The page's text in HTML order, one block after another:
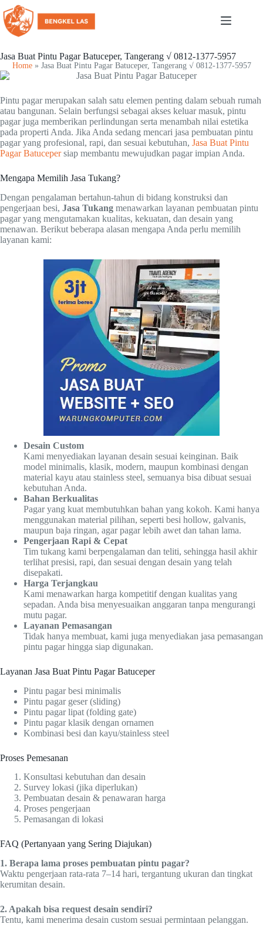
Jasa Buat Pintu Pagar Batuceper, Tangerang √ 0812-1377-5957
Home» Jasa Buat Pintu Pagar Batuceper, Tangerang √ 0812-1377-5957
Pintu pagar merupakan salah satu elemen penting dalam sebuah rumah
atau bangunan. Selain berfungsi sebagai akses keluar masuk, pintu
pagar juga memberikan perlindungan serta menambah nilai estetika
pada properti Anda. Jika Anda sedang mencari jasa pembuatan pintu
pagar yang profesional, rapi, dan sesuai kebutuhan, Jasa Buat Pintu
Pagar Batucepersiap membantu mewujudkan pagar impian Anda.
Mengapa Memilih Jasa Tukang?
Dengan pengalaman bertahun-tahun di bidang konstruksi dan
pengerjaan besi, Jasa Tukang menawarkan layanan pembuatan pintu
pagar yang mengutamakan kualitas, kekuatan, dan desain yang
menawan. Berikut beberapa alasan mengapa Anda perlu memilih
layanan kami:
Desain Custom
Kami menyediakan layanan desain sesuai keinginan. Baik
model minimalis, klasik, modern, maupun kombinasi dengan
material kayu atau stainless steel, semuanya bisa dibuat sesuai
kebutuhan Anda.
Bahan Berkualitas
Pagar yang kuat membutuhkan bahan yang kokoh. Kami hanya
menggunakan material pilihan, seperti besi hollow, galvanis,
maupun baja ringan, agar pagar lebih awet dan tahan lama.
Pengerjaan Rapi & Cepat
Tim tukang kami berpengalaman dan teliti, sehingga hasil akhir
terlihat presisi, rapi, dan sesuai dengan desain yang telah
disepakati.
Harga Terjangkau
Kami menawarkan harga kompetitif dengan kualitas yang
sepadan. Anda bisa menyesuaikan anggaran tanpa mengurangi
mutu pagar.
Layanan Pemasangan
Tidak hanya membuat, kami juga menyediakan jasa pemasangan
pintu pagar hingga siap digunakan.
Layanan Jasa Buat Pintu Pagar Batuceper
Pintu pagar besi minimalis
Pintu pagar geser (sliding)
Pintu pagar lipat (folding gate)
Pintu pagar klasik dengan ornamen
Kombinasi besi dan kayu/stainless steel
Proses Pemesanan
Konsultasi kebutuhan dan desain
Survey lokasi (jika diperlukan)
Pembuatan desain & penawaran harga
Proses pengerjaan
Pemasangan di lokasi
FAQ (Pertanyaan yang Sering Diajukan)
1. Berapa lama proses pembuatan pintu pagar?
Waktu pengerjaan rata-rata 7–14 hari, tergantung ukuran dan tingkat
kerumitan desain.
2. Apakah bisa request desain sendiri?
Tentu, kami menerima desain custom sesuai permintaan pelanggan.